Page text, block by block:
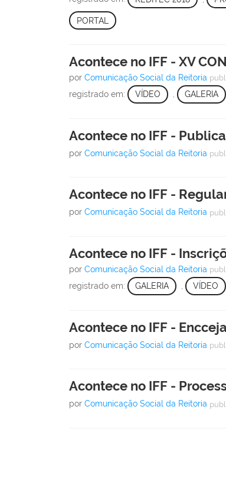
PORTAL
Acontece no IFF - XV
porComunicação Social da Reitoria
registrado em: VÍDEO , GALERIA
Acontece no IFF -
porComunicação Social da Reitoria
Acontece no IFF -
porComunicação Social da Reitoria
Acontece no IFF -
porComunicação Social da Reitoria
registrado em: GALERIA , VÍDEO
Acontece no IFF -
porComunicação Social da Reitoria
Acontece no IFF -
porComunicação Social da Reitoria